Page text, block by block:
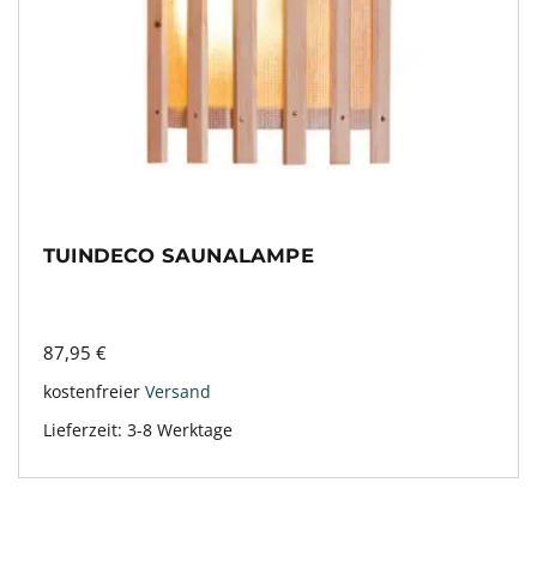
TUINDECO SAUNALAMPE
87,95 €
kostenfreier Versand
Lieferzeit: 3-8 Werktage